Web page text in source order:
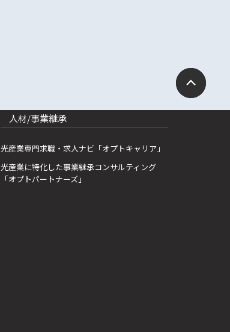
人材/事業継承
光産業専門求職・求人ナビ「オプトキャリア」
光産業に特化した事業継承コンサルティング
「オプトパートナーズ」